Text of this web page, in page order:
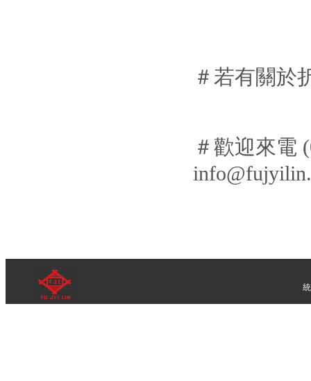
＃若有關於
＃歡迎來電